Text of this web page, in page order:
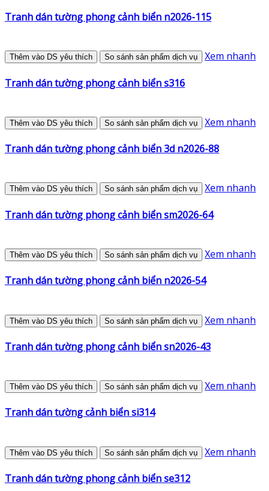
Tranh dán tường phong cảnh biển n2026-115
Thêm vào DS yêu thích So sánh sản phẩm dịch vụ Xem nhanh
Tranh dán tường phong cảnh biển s316
Thêm vào DS yêu thích So sánh sản phẩm dịch vụ Xem nhanh
Tranh dán tường phong cảnh biển 3d n2026-88
Thêm vào DS yêu thích So sánh sản phẩm dịch vụ Xem nhanh
Tranh dán tường phong cảnh biển sm2026-64
Thêm vào DS yêu thích So sánh sản phẩm dịch vụ Xem nhanh
Tranh dán tường phong cảnh biển n2026-54
Thêm vào DS yêu thích So sánh sản phẩm dịch vụ Xem nhanh
Tranh dán tường phong cảnh biển sn2026-43
Thêm vào DS yêu thích So sánh sản phẩm dịch vụ Xem nhanh
Tranh dán tường cảnh biển si314
Thêm vào DS yêu thích So sánh sản phẩm dịch vụ Xem nhanh
Tranh dán tường phong cảnh biển se312